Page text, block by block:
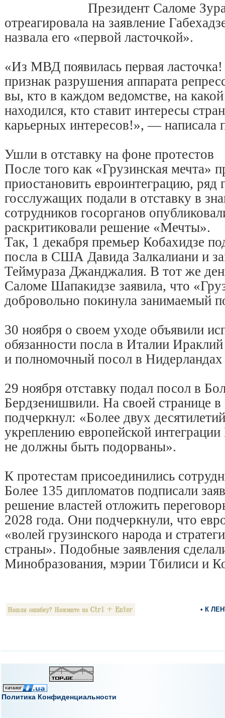
Президент Саломе
отреагировала на заявление
назвала его «первой ласточкой».
«Из МВД появилась первая
признак разрушения аппарата
вы, кто в каждом ведомстве, на
находился, кто ставит интересы
карьерных интересов!», — написала
Ушли в отставку на фоне протестов
После того как «Грузинская мечта»
приостановить евроинтеграцию, ряд
госслужащих подали в отставку в
сотрудников госорганов
раскритиковали решение «Мечты».
Так, 1 декабря премьер Кобахидзе
посла в США Давида Залкалиани и
Теймураза Джанджалия. В тот же
Саломе Шапакидзе заявила, что
добровольно покинула занимаемый
30 ноября о своем уходе объявили
обязанности посла в Италии
и полномочный посол в
29 ноября отставку подал посол в
Бердзенишвили. На своей странице
подчеркнул: «Более двух
укреплению европейской
не должны быть подорваны».
К протестам присоединились
Более 135 дипломатов подписали
решение властей отложить
2028 года. Они подчеркнули, что
«волей грузинского народа и
страны». Подобные заявления
Минобразования, мэрии Тбилиси и
• К
Политика Конфиденциальности